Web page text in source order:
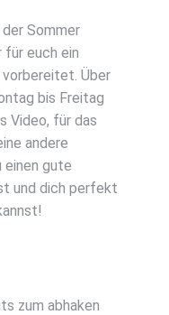
Sommer
für euch ein
Über
bis Freitag
Video, für das
andere
einen gute
und dich perfekt
zum abhaken